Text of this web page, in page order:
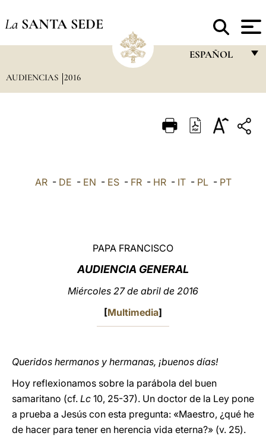
La SANTA SEDE
ESPAÑOL
ITALIANO
LATINE
AUDIENCIAS 2016
AR- DE - EN - ES- FR- HR- IT- PL- PT
PAPA FRANCISCO
AUDIENCIA GENERAL
Miércoles 27 de abril de 2016
[Multimedia]
Queridos hermanos y hermanas, ¡buenos días!
Hoy reflexionamos sobre la parábola del buen
samaritano (cf. Lc 10, 25-37). Un doctor de la Ley pone
a prueba a Jesús con esta pregunta: «Maestro, ¿qué he
de hacer para tener en herencia vida eterna?» (v. 25).